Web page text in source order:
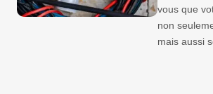
vous que
non
mais aussi